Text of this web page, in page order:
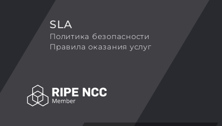
SLA
Политика безопасности
Правила оказания услуг